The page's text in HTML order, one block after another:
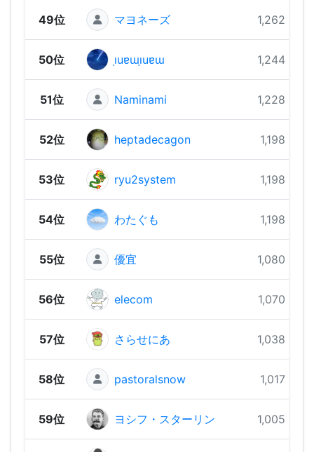
49位 マヨネーズ 1,262 pts
50位 ı̣uɐɯı̣uɐɯ 1,244 pts
51位 Naminami 1,228 pts
52位 heptadecagon 1,198 pts
53位 ryu2system 1,198 pts
54位 わたぐも 1,198 pts
55位 優宜 1,080 pts
56位 elecom 1,070 pts
57位 さらせにあ 1,038 pts
58位 pastoralsnow 1,017 pts
59位 ヨシフ・スターリン 1,005 pts